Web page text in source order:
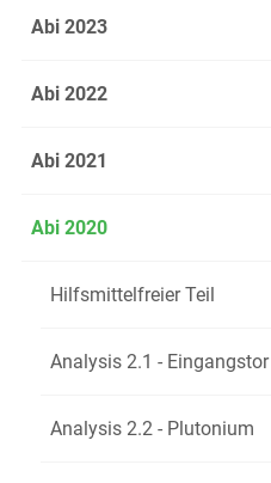
Abi 2023
Abi 2022
Abi 2021
Abi 2020
Hilfsmittelfreier Teil
Analysis 2.1 - Eingangstor
Analysis 2.2 - Plutonium